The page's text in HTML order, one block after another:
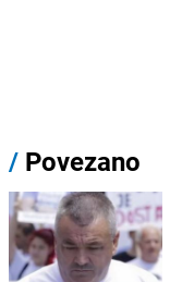
/ Povezano